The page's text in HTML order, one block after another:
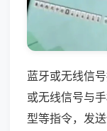
蓝牙或无线信
或无线信号与
型等指令，发